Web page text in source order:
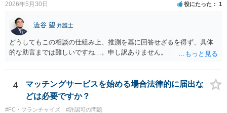
2026年5月30日 役にたった 1
澁谷 望 弁護士
どうしてもこの相談の仕組み上、推測を基に回答せざるを得ず、具体
的な助言までは難しいですね…。申し訳ありません。
4
マッチングサービスを始める場合法律的に届出な
どは必要ですか？
#FC・フランチャイズ #許認可の問題